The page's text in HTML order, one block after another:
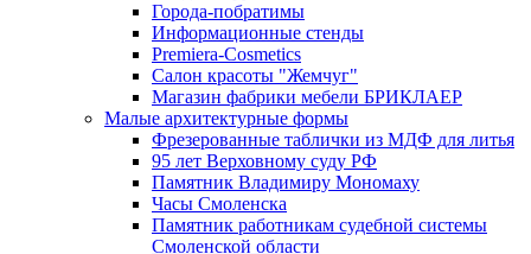
Города-побратимы
Информационные стенды
Premiera-Cosmetics
Салон красоты "Жемчуг"
Магазин фабрики мебели БРИКЛАЕР
Малые архитектурные формы
Фрезерованные таблички из МДФ для литья
95 лет Верховному суду РФ
Памятник Владимиру Мономаху
Часы Смоленска
Памятник работникам судебной системы
Смоленской области